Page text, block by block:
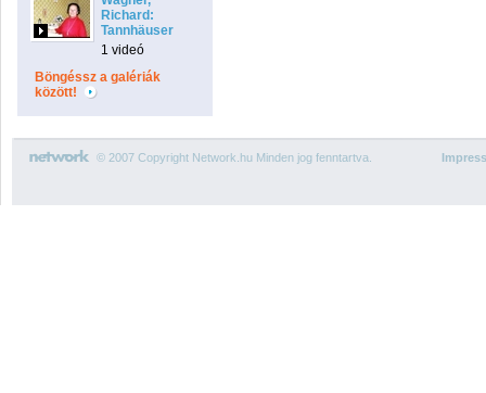
Richard:
Tannhäuser
1 videó
Böngéssz a galériák
között!
© 2007 Copyright Network.hu Minden jog fenntartva.